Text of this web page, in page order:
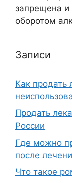
запрещена и
оборотом
Записи
Как продать
Продать
России
Где можно
после
Что такое